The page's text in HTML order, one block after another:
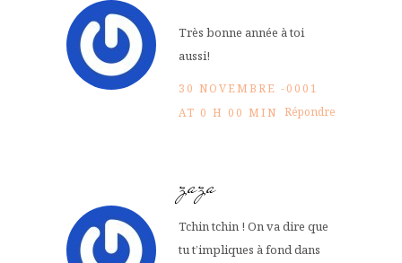
Très bonne année à toi
aussi!
30 NOVEMBRE -0001
AT 0 H 00 MIN Répondre
zaza
Tchin tchin ! On va dire que
tu t’impliques à fond dans